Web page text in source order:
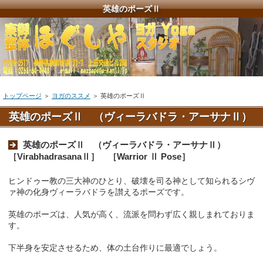
英雄のポーズⅡ
トップページ ＞ ヨガのススメ ＞ 英雄のポーズⅡ
英雄のポーズⅡ （ヴィーラバドラ・アーサナⅡ）
英雄のポーズⅡ （ヴィーラバドラ・アーサナⅡ）
［VirabhadrasanaⅡ］ ［Warrior Ⅱ Pose］
ヒンドゥー教の三大神のひとり、破壊を司る神として知られるシヴ
ァ神の化身ヴィーラバドラを讃えるポーズです。
英雄のポーズは、人気が高く、流派を問わず広く親しまれておりま
す。
下半身を安定させるため、体の土台作りに最適でしょう。